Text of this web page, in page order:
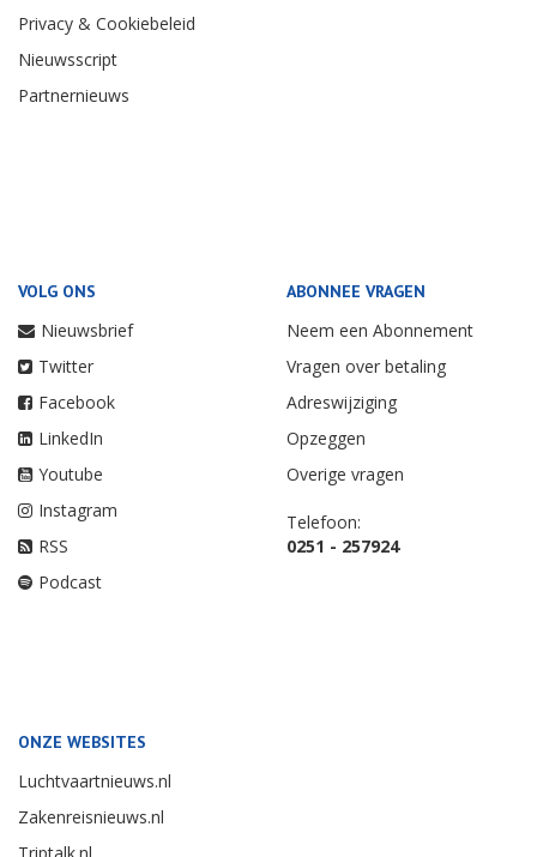
Privacy & Cookiebeleid
Nieuwsscript
Partnernieuws
VOLG ONS
Nieuwsbrief
Twitter
Facebook
LinkedIn
Youtube
Instagram
RSS
Podcast
ABONNEE VRAGEN
Neem een Abonnement
Vragen over betaling
Adreswijziging
Opzeggen
Overige vragen
Telefoon:
0251 - 257924
ONZE WEBSITES
Luchtvaartnieuws.nl
Zakenreisnieuws.nl